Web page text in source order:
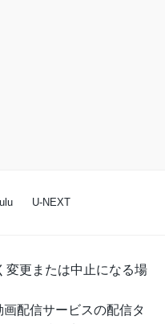
U-NEXT
更または中止になる場
配信サービスの配信タ